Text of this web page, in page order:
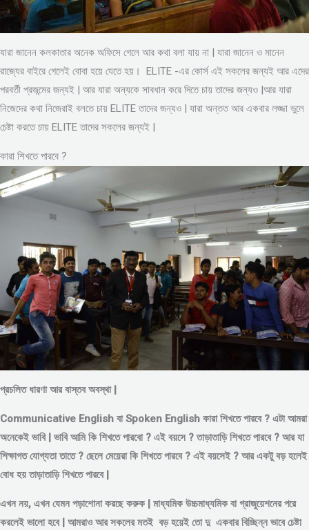
যারা জানেন কলকাতার অনেক অফিসে গেলে আর কথা বলা যায় না | যারা জানেন ও মানেন
রাজ্যের বাইরে গেলেই বোবা হয়ে যেতে হয়। ELITE -এর কোর্স এই সকলের জন্যই আর এদের
পরবর্তী প্রজন্মের জন্যই | আর যারা অন্যকে সাবধান করে দিতে চায় তাদের জন্যও |আর যারা
নিজেদের কথা নিজেরাই বলতে চায় ELITE তাদের জন্যও | যারা অন্তত আর একবার লজ্জা ভুলে
চেষ্টা করতে চায় ELITE তাদের সকলের জন্যই |
কারা শিখতে পারবে ?
প্রচলিত ধারণা আর বাস্তব অবস্থা |
Communicative English বা Spoken English কারা শিখতে পারবে ? এটা আমরা
অনেকেই ভাবি | ভাবি আমি কি শিখতে পারবো ? এই বয়সে ?তাড়াতাড়ি শিখতে পারবে ? আর যা
শিক্ষাগত যোগ্যতা তাতে ? ছেলে মেয়েরা কি শিখতে পারবে ? এই বয়সেই ? আর একটু বড় হলেই
বোধ হয় তাড়াতাড়ি শিখতে পারবে |
এখন নয়, এখন যেমন পড়াশোনা করছে করুক | মাধ্যমিক উচ্চমাধ্যমিক বা গ্রাজুয়েশনের পরে
করলেই ভালো হবে | আমরাও আর সকলের মতই বড় হয়েই তো দু একবার বিচ্ছিন্নভাবেচেষ্টা